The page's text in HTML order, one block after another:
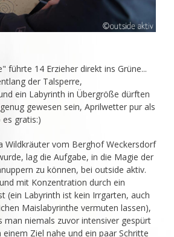
führte 14 Erzieher direkt ins Grüne...
der Talsperre,
ein Labyrinth in Übergröße dürften
gewesen sein, Aprilwetter pur als
es gratis:)
Wildkräuter vom Berghof Weckersdorf
lag die Aufgabe, in die Magie der
zu können, bei outside aktiv.
mit Konzentration durch ein
(ein Labyrinth ist kein Irrgarten, auch
Maislabyrinthe vermuten lassen),
man niemals zuvor intensiver gespürt
Ziel nahe und ein paar Schritte